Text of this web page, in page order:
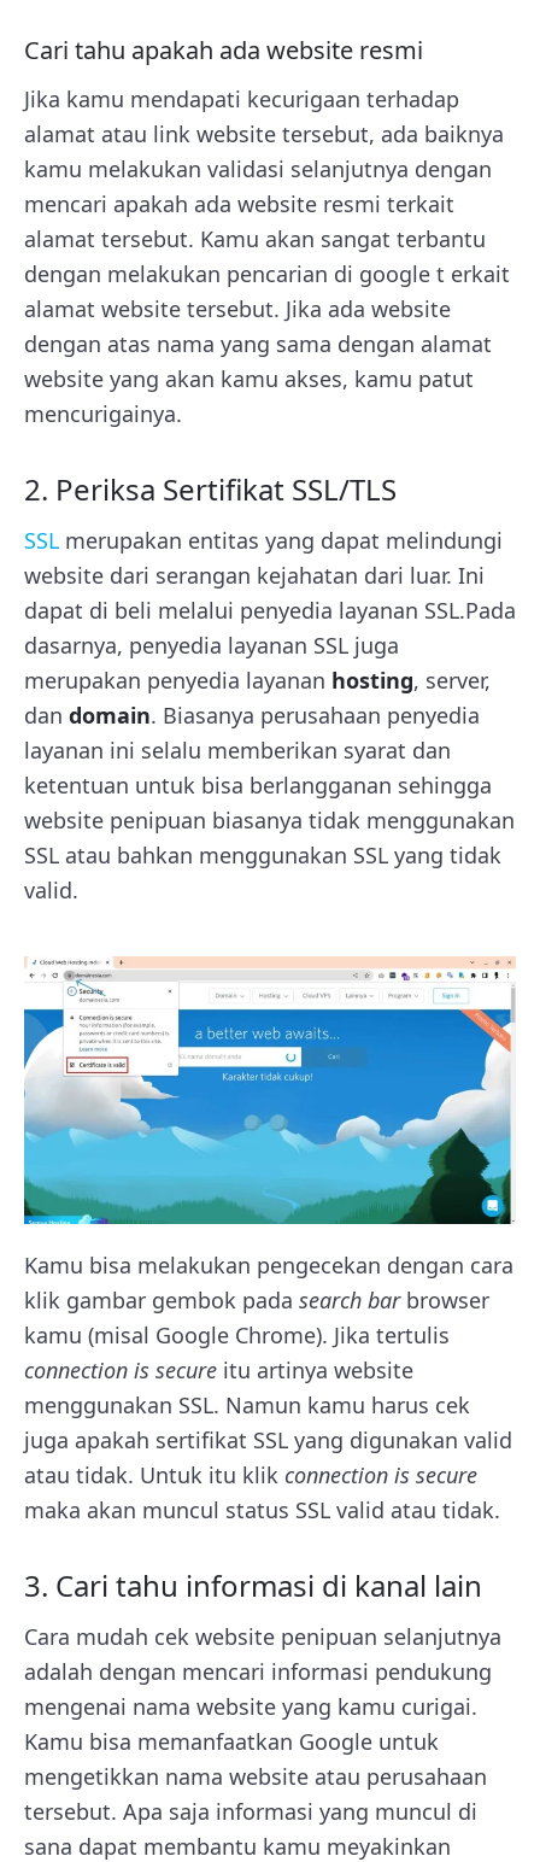
Cari tahu apakah ada website resmi
Jika kamu mendapati kecurigaan terhadap
alamat atau link website tersebut, ada baiknya
kamu melakukan validasi selanjutnya dengan
mencari apakah ada website resmi terkait
alamat tersebut. Kamu akan sangat terbantu
dengan melakukan pencarian di google t erkait
alamat website tersebut. Jika ada website
dengan atas nama yang sama dengan alamat
website yang akan kamu akses, kamu patut
mencurigainya.
2. Periksa Sertifikat SSL/TLS
SSL merupakan entitas yang dapat melindungi
website dari serangan kejahatan dari luar. Ini
dapat di beli melalui penyedia layanan SSL.Pada
dasarnya, penyedia layanan SSL juga
merupakan penyedia layanan hosting, server,
dan domain. Biasanya perusahaan penyedia
layanan ini selalu memberikan syarat dan
ketentuan untuk bisa berlangganan sehingga
website penipuan biasanya tidak menggunakan
SSL atau bahkan menggunakan SSL yang tidak
valid.
Kamu bisa melakukan pengecekan dengan cara
klik gambar gembok pada search bar browser
kamu (misal Google Chrome). Jika tertulis
connection is secure itu artinya website
menggunakan SSL. Namun kamu harus cek
juga apakah sertifikat SSL yang digunakan valid
atau tidak. Untuk itu klik connection is secure
maka akan muncul status SSL valid atau tidak.
3. Cari tahu informasi di kanal lain
Cara mudah cek website penipuan selanjutnya
adalah dengan mencari informasi pendukung
mengenai nama website yang kamu curigai.
Kamu bisa memanfaatkan Google untuk
mengetikkan nama website atau perusahaan
tersebut. Apa saja informasi yang muncul di
sana dapat membantu kamu meyakinkan